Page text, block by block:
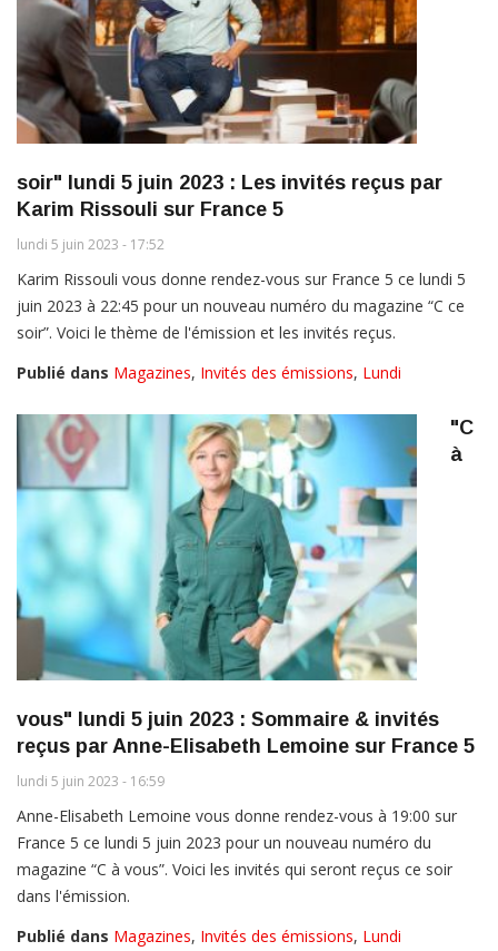
soir" lundi 5 juin 2023 : Les invités reçus par
Karim Rissouli sur France 5
lundi 5 juin 2023 - 17:52
Karim Rissouli vous donne rendez-vous sur France 5 ce lundi 5
juin 2023 à 22:45 pour un nouveau numéro du magazine “C ce
soir”. Voici le thème de l'émission et les invités reçus.
Publié dans Magazines, Invités des émissions, Lundi
"C
à
vous" lundi 5 juin 2023 : Sommaire & invités
reçus par Anne-Elisabeth Lemoine sur France 5
lundi 5 juin 2023 - 16:59
Anne-Elisabeth Lemoine vous donne rendez-vous à 19:00 sur
France 5 ce lundi 5 juin 2023 pour un nouveau numéro du
magazine “C à vous”. Voici les invités qui seront reçus ce soir
dans l'émission.
Publié dans Magazines, Invités des émissions, Lundi